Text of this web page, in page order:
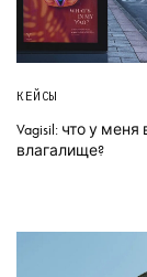
КЕЙСЫ
Vagisil: что у меня
влагалище?